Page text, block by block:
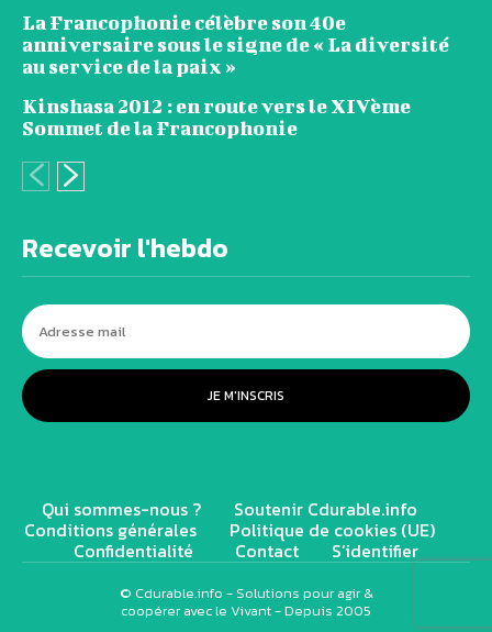
La Francophonie célèbre son 40e
anniversaire sous le signe de « La diversité
au service de la paix »
Kinshasa 2012 : en route vers le XIVème
Sommet de la Francophonie
Recevoir l'hebdo
JE M'INSCRIS
Qui sommes-nous ? Soutenir Cdurable.info
Conditions générales Politique de cookies (UE)
Confidentialité Contact S’identifier
© Cdurable.info - Solutions pour agir &
coopérer avec le Vivant - Depuis 2005